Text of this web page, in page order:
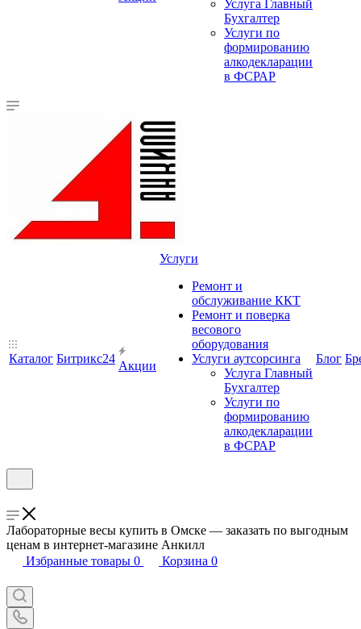
Услуга Главный
Бухгалтер
Услуги по
формированию
алкодекларации
в ФСРАР
Каталог Битрикс24
Акции
Услуги
Ремонт и
обслуживание ККТ
Ремонт и поверка
весового
оборудования
Услуги аутсорсинга
Услуга Главный
Бухгалтер
Услуги по
формированию
алкодекларации
в ФСРАР
Блог
Лабораторные весы купить в Омске — заказать по выгодным
ценам в интернет-магазине Анкилл
Избранные товары 0 Корзина 0